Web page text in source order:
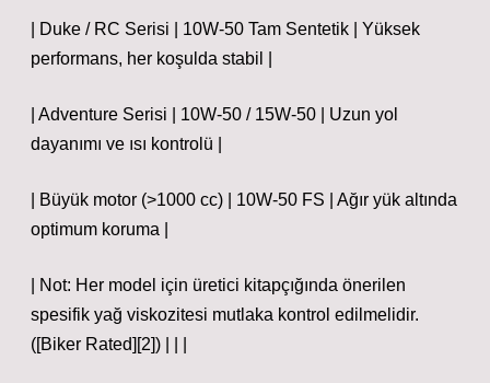
| Duke / RC Serisi | 10W‑50 Tam Sentetik | Yüksek
performans, her koşulda stabil |
| Adventure Serisi | 10W‑50 / 15W‑50 | Uzun yol
dayanımı ve ısı kontrolü |
| Büyük motor (>1000 cc) | 10W‑50 FS | Ağır yük altında
optimum koruma |
| Not: Her model için üretici kitapçığında önerilen
spesifik yağ viskozitesi mutlaka kontrol edilmelidir.
([Biker Rated][2]) | | |